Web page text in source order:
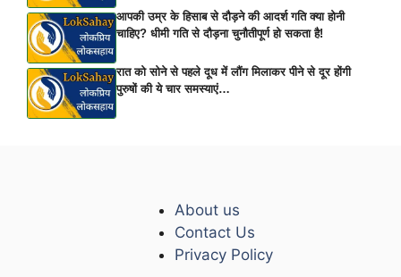
आपकी उम्र के हिसाब से दौड़ने की आदर्श गति क्या होनी
चाहिए? धीमी गति से दौड़ना चुनौतीपूर्ण हो सकता है!
रात को सोने से पहले दूध में लौंग मिलाकर पीने से दूर होंगी
पुरुषों की ये चार समस्याएं…
About us
Contact Us
Privacy Policy